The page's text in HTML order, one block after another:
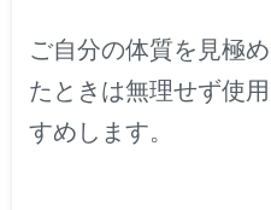
ご自分の体質を見極
たときは無理せず使
すめします。